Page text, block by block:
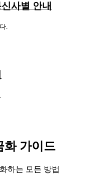
사별 안내
.
화 가이드
하는 모든 방법